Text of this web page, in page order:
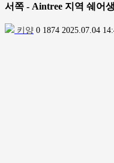
서쪽 - Aintree 지역 쉐어
키양 0 1874 2025.07.04